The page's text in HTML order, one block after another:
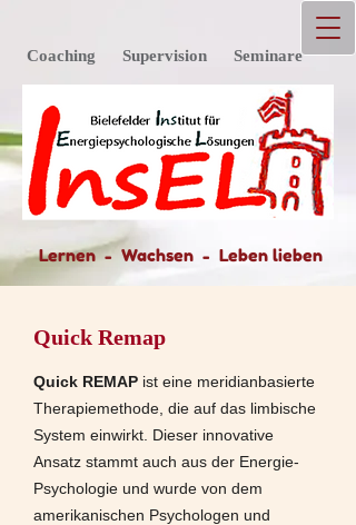
Coaching Supervision Seminare
Lernen -Wachsen - Leben lieben
Quick Remap
Quick REMAP ist eine meridianbasierte
Therapiemethode, die auf das limbische
System einwirkt. Dieser innovative
Ansatz stammt auch aus der Energie-
Psychologie und wurde von dem
amerikanischen Psychologen und